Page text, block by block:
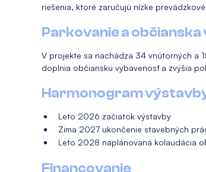
riešenia, ktoré zaručujú nízke
Parkovanie a
V projekte sa nachádza 34 vnútorných a
doplnia občiansku vybavenosť a zvýšia
Harmonogram
Leto 2026 začiatok výstavby
Zima 2027 ukončenie stavebných
Leto 2028 naplánovaná kolaudácia
Financovanie